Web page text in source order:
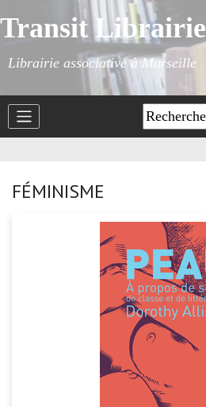
Transit Librairie
Librairie associative à Marseille
FÉMINISME